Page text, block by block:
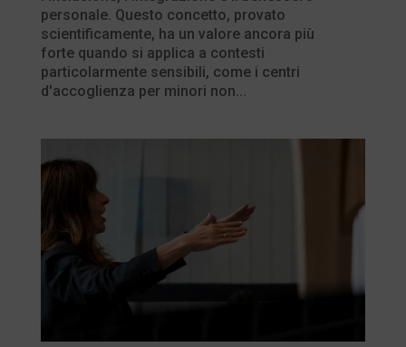
personale. Questo concetto, provato
scientificamente, ha un valore ancora più
forte quando si applica a contesti
particolarmente sensibili, come i centri
d'accoglienza per minori non...